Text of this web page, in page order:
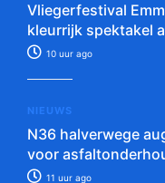
Vliegerfestival
kleurrijk spektakel
10 uur ago
NIEUWS
N36 halverwege
voor
11 uur ago